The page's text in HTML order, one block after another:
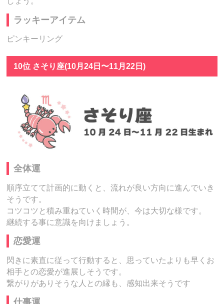
ラッキーアイテム
ピンキーリング
10位 さそり座(10月24日〜11月22日)
全体運
順序立てて計画的に動くと、流れが良い方向に進んでいき
そうです。
コツコツと積み重ねていく時間が、今は大切な様です。
継続する事に意識を向けましょう。
恋愛運
閃きに素直に従って行動すると、思っていたよりも早くお
相手との恋愛が進展しそうです。
繋がりがありそうな人との縁も、感知出来そうです